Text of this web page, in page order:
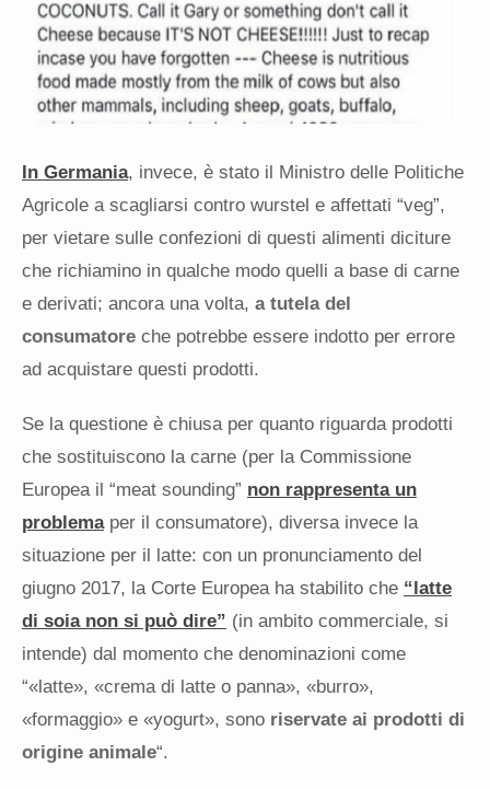
In Germania, invece, è stato il Ministro delle Politiche
Agricole a scagliarsi contro wurstel e affettati “veg”,
per vietare sulle confezioni di questi alimenti diciture
che richiamino in qualche modo quelli a base di carne
e derivati; ancora una volta, a tutela del
consumatore che potrebbe essere indotto per errore
ad acquistare questi prodotti.
Se la questione è chiusa per quanto riguarda prodotti
che sostituiscono la carne (per la Commissione
Europea il “meat sounding” non rappresenta un
problemaper il consumatore), diversa invece la
situazione per il latte: con un pronunciamento del
giugno 2017, la Corte Europea ha stabilito che “latte
di soia non si può dire” (in ambito commerciale, si
intende) dal momento che denominazioni come
“«latte», «crema di latte o panna», «burro»,
«formaggio» e «yogurt», sono riservate ai prodotti di
origine animale“.